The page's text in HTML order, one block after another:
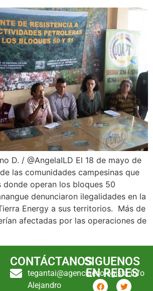
D. / @AngelaILD El 18 de mayo de
las comunidades campesinas que
donde operan los bloques 50
denunciaron ilegalidades en la
Energy a sus territorios. Más de
afectadas por las operaciones de
CONTÁCTANOS
tegantai@agenciaecologista.info
Alejandro
SIGUENOS
EN REDES